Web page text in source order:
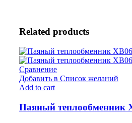
Related products
Сравнение
Добавить в Список желаний
Add to cart
Паяный теплообменник